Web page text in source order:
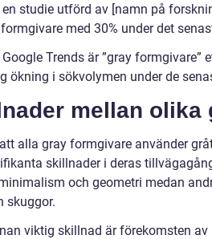
studie utförd av [namn på
med 30% under det
Trends är ”gray formgivare”
ökning i sökvolymen under de
mellan olika
alla gray formgivare använder
skillnader i deras
och geometri medan
skuggor.
viktig skillnad är förekomsten